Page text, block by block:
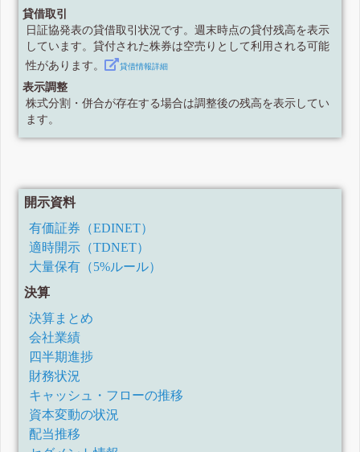
貸借取引
日証協発表の貸借取引状況です。週末時点の貸付残高を表示
しています。貸付された株券は空売りとして利用される可能
性があります。
貸借情報詳細
表示調整
株式分割・併合が存在する場合は調整後の残高を表示してい
ます。
開示資料
有価証券（EDINET）
適時開示（TDNET）
大量保有（5%ルール）
決算
決算まとめ
会社業績
四半期進捗
財務状況
キャッシュ・フローの推移
資本変動の状況
配当推移